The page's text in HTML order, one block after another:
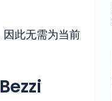
此无需为当前